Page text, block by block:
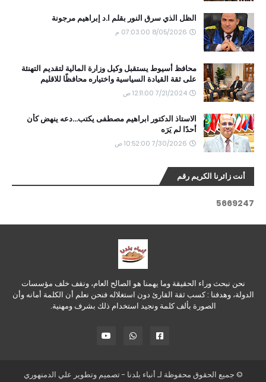
الظل الذي سرق النور بقلم ا.د إبراهيم مرجونة
8/05/2026 07:03:00 م
محافظ أسيوط يستقبل وكيل وزارة المالية لتقديم التهنئة
على ثقة القيادة السياسية واختياره محافظًا للاقليم
7/21/2024 12:11:00 ص
الاستاذ الدكتور ابراهيم مصطفى يكتب...دعه ينهض كأن
أحدًا لم يَرَه
7/30/2026 10:52:00 ص
أنت زائرنا الكريم رقم
5669247
نحن نبحث وراء الحقيقة وما يهمنا هو الصالح العام، ونقف خلف مؤسسات
الدولة، وهدفنا : كسب ثقة القارئ دون استغلاله فنحن نعلم أن الكلمة أمانه وأن
الصورة بألف كلمة ونجيد استخدام ذلك بشرف ومهنية.
© جميع الحقوق محفوظة لـ أنباء بلدنا - تصميم وتطوير علي الدمنهوري